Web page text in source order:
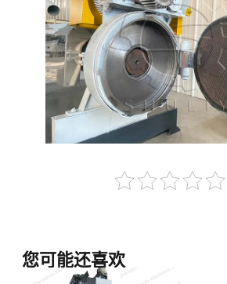
您可能还喜欢